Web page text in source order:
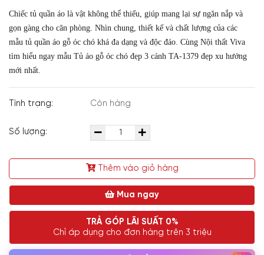
Chiếc tủ quần áo là vật không thể thiếu, giúp mang lại sự ngăn nắp và
gọn gàng cho căn phòng. Nhìn chung, thiết kế và chất lượng của các
mẫu tủ quần áo gỗ óc chó khá đa dạng và độc đáo. Cùng Nội thất Viva
tìm hiểu ngay mẫu Tủ áo gỗ óc chó đẹp 3 cánh TA-1379 đẹp xu hướng
mới nhất.
Tình trạng: Còn hàng
Số lượng:
Thêm vào giỏ hàng
Mua ngay
TRẢ GÓP LÃI SUẤT 0%
Chỉ áp dụng cho đơn hàng trên 3 triệu